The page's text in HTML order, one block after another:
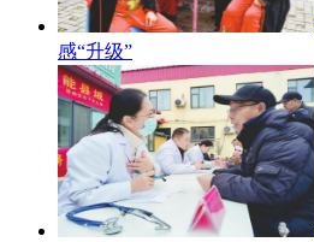
感“升级”